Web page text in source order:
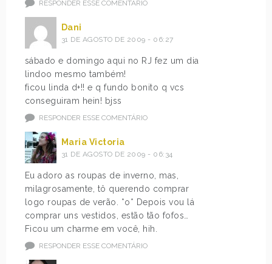
RESPONDER ESSE COMENTÁRIO
Dani
31 DE AGOSTO DE 2009 - 06:27
sábado e domingo aqui no RJ fez um dia
lindoo mesmo também!
ficou linda d+!! e q fundo bonito q vcs
conseguiram hein! bjss
RESPONDER ESSE COMENTÁRIO
Maria Victoria
31 DE AGOSTO DE 2009 - 06:34
Eu adoro as roupas de inverno, mas,
milagrosamente, tô querendo comprar
logo roupas de verão. *o* Depois vou lá
comprar uns vestidos, estão tão fofos…
Ficou um charme em você, hih.
RESPONDER ESSE COMENTÁRIO